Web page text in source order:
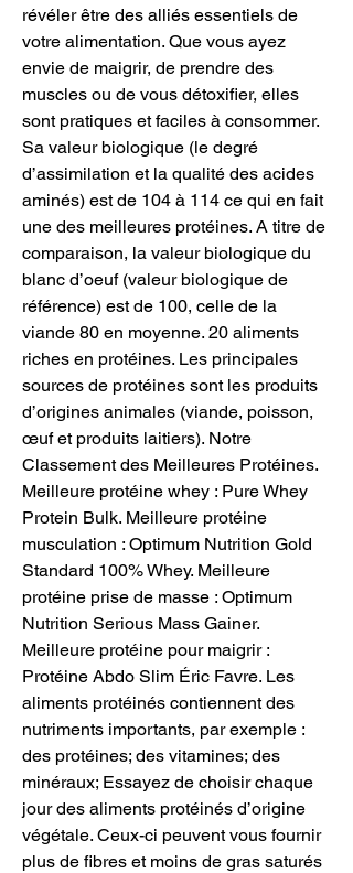
révéler être des alliés essentiels de
votre alimentation. Que vous ayez
envie de maigrir, de prendre des
muscles ou de vous détoxifier, elles
sont pratiques et faciles à consommer.
Sa valeur biologique (le degré
d’assimilation et la qualité des acides
aminés) est de 104 à 114 ce qui en fait
une des meilleures protéines. A titre de
comparaison, la valeur biologique du
blanc d’oeuf (valeur biologique de
référence) est de 100, celle de la
viande 80 en moyenne. 20 aliments
riches en protéines. Les principales
sources de protéines sont les produits
d’origines animales (viande, poisson,
œuf et produits laitiers). Notre
Classement des Meilleures Protéines.
Meilleure protéine whey : Pure Whey
Protein Bulk. Meilleure protéine
musculation : Optimum Nutrition Gold
Standard 100% Whey. Meilleure
protéine prise de masse : Optimum
Nutrition Serious Mass Gainer.
Meilleure protéine pour maigrir :
Protéine Abdo Slim Éric Favre. Les
aliments protéinés contiennent des
nutriments importants, par exemple :
des protéines; des vitamines; des
minéraux; Essayez de choisir chaque
jour des aliments protéinés d’origine
végétale. Ceux-ci peuvent vous fournir
plus de fibres et moins de gras saturés